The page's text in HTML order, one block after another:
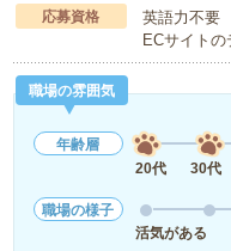
応募資格
英語力不要
ECサイト
職場の雰囲気
年齢層
20代
30代
職場の様子
活気がある